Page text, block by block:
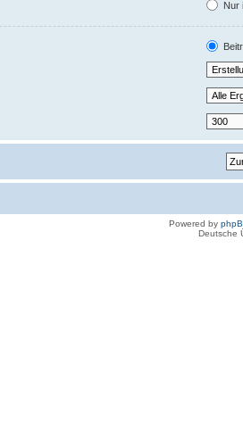
Nur
Powered by
Deutsche